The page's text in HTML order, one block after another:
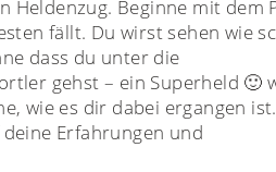
Heldenzug. Beginne mit dem
fällt. Du wirst sehen wie
dass du unter die
gehst – ein Superheld 🙂
wie es dir dabei ergangen
Erfahrungen und